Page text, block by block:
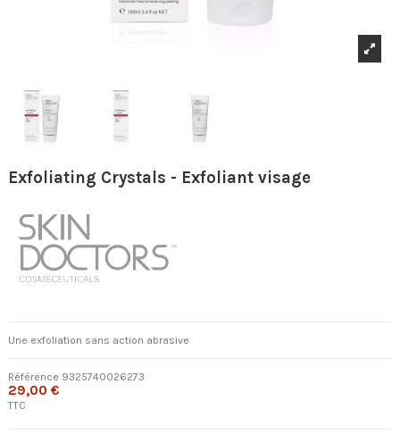
Exfoliating Crystals - Exfoliant visage
Une exfoliation sans action abrasive
Référence 9325740026273
29,00 €
TTC